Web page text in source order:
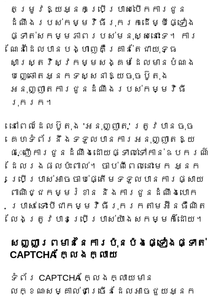
តម្រូវឱ្យអ្នកប្រើប្រាស់បើកការជូន
ដំណឹងរបស់កម្មវិធីរុករកដើម្បីផ្ទៀង
ផ្ទាត់សកម្មភាពរបស់មនុស្សនោះទេ។ ការ
ណែនាំដែលបានបង្ហាញគឺគ្រាន់តែជាយុទ្ធ
សាស្ត្រវិស្វកម្មសង្គមដែលមានបំណង
បញ្ឆោតអ្នកទស្សនាឱ្យចុចប៊ូតុង
អនុញ្ញាតការជូនដំណឹងរបស់កម្មវិធី
រុករក។
នៅពេលដែលប៊ូតុង 'អនុញ្ញាត' ត្រូវបានចុច
គេហទំព័រនឹងទទួលបានការអនុញ្ញាតឱ្យ
ផ្ញើការជូនដំណឹងដោយផ្ទាល់ទៅកាន់ឧបករណ៍
ដែលរងផលប៉ះពាល់។ ចាប់ពីពេលនោះមក អ្នក
ប្រើប្រាស់អាចចាប់ផ្តើមទទួលបានការផ្សាយ
ពាណិជ្ជកម្មរំខាន និងការជូនដំណឹងបោក
ប្រាស់ ទោះបីជាកម្មវិធីរុករកតាមអ៊ីនធឺណិត
លែងត្រូវបានប្រើប្រាស់យ៉ាងសកម្មក៏ដោយ។
សញ្ញាព្រមាននៃការប៉ុនប៉ងផ្ទៀងផ្ទាត់
CAPTCHA ក្លែងក្លាយ
ទំព័រ CAPTCHA ក្លែងក្លាយមាន
លក្ខណៈសម្គាល់ជាច្រើនដែលអាចជួយអ្នក